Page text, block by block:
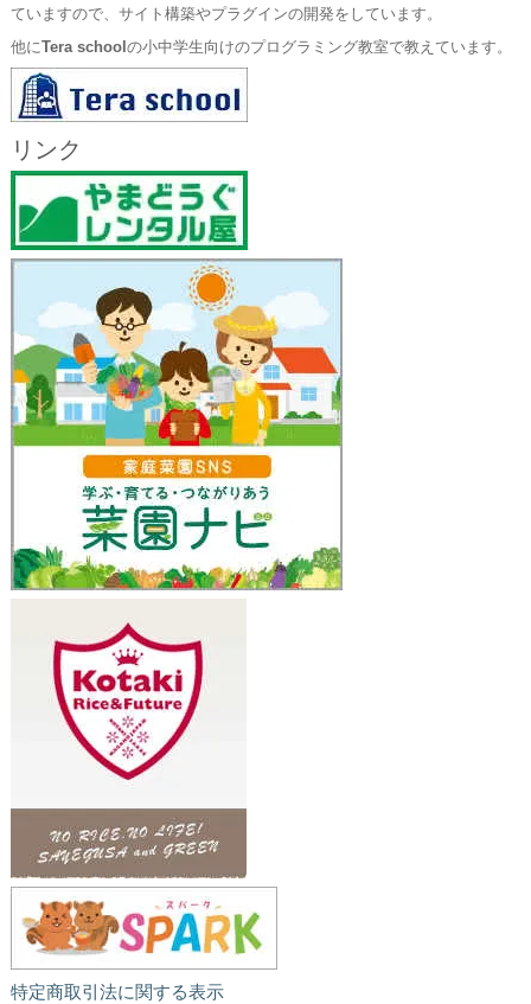
ていますので、サイト構築やプラグインの開発をしています。
他にTera school の小中学生向けのプログラミング教室で教えています。
リンク
特定商取引法に関する表示